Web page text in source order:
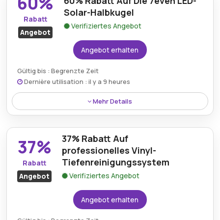
Rabatt
Angebot
Solar-Halbkugel
Verifiziertes Angebot
Angebot erhalten
Gültig bis : Begrenzte Zeit
Dernière utilisation : il y a 9 heures
Mehr Details
Solarhalbkugel, 35 cm, farbwechselnd und
fernsteuerbar.
Mindestkaufbetrag:Keine Mindestausgaben
Berechtigung:
Art des Angebots:Zeitlich begrenztes Angebot
37%
Rabatt
Angebot
37% Rabatt Auf
professionelles Vinyl-
Tiefenreinigungssystem
Verifiziertes Angebot
Angebot erhalten